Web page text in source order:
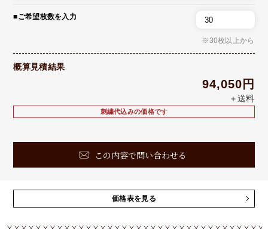
■ご希望枚数を入力
※30枚以上から
概算見積結果
94,050円
＋送料
刺繍代込みの価格です
この内容で問い合わせる
価格表を見る